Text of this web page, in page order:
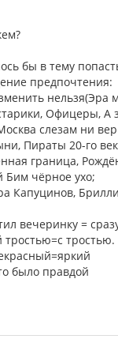
бы в тему
предпочтения:
нельзя(Эра
Офицеры, А
слезам ни
Пираты 20-го
граница,
чёрное ухо;
Капуцинов,
вечеринку =
тростью=с тростью.
было правдой